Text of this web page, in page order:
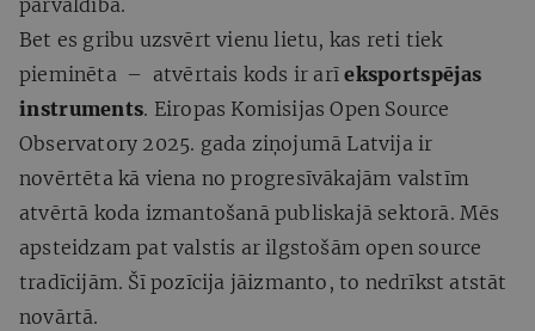
Bet es gribu uzsvērt vienu lietu, kas reti tiek
pieminēta – atvērtais kods ir arīeksportspējas
instruments. Eiropas Komisijas Open Source
Observatory 2025. gada ziņojumā Latvija ir
novērtēta kā viena no progresīvākajām valstīm
atvērtā koda izmantošanā publiskajā sektorā. Mēs
apsteidzam pat valstis ar ilgstošām open source
tradīcijām. Šī pozīcija jāizmanto, to nedrīkst atstāt
novārtā.